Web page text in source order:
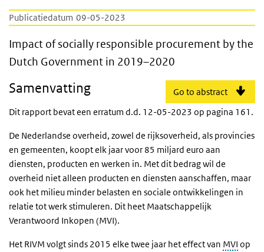
Publicatiedatum 09-05-2023
Impact of socially responsible
Impact of socially responsible procurement by the
Dutch Government in 2019–2020
Go to abstract
Samenvatting
Dit rapport bevat een erratum d.d. 12-05-2023 op pagina 161.
De Nederlandse overheid, zowel de rijksoverheid, als provincies
en gemeenten, koopt elk jaar voor 85 miljard euro aan
diensten, producten en werken in. Met dit bedrag wil de
overheid niet alleen producten en diensten aanschaffen, maar
ook het milieu minder belasten en sociale ontwikkelingen in
relatie tot werk stimuleren. Dit heet Maatschappelijk
Verantwoord Inkopen (MVI).
Het RIVM volgt sinds 2015 elke twee jaar het effect van MVI op